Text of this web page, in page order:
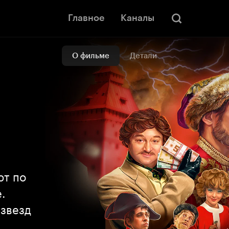
Главное Каналы
О фильме Детали
по